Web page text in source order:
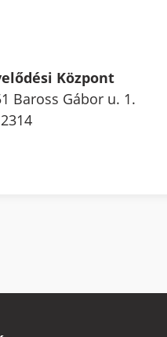
Központ
Baross Gábor u. 1.